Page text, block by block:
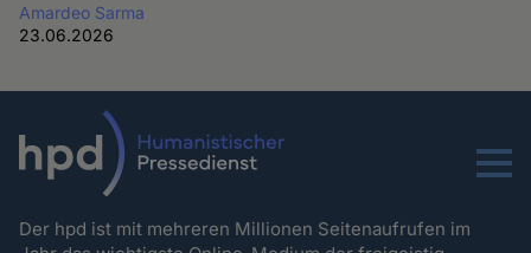
Amardeo Sarma
23.06.2026
Menu
Der hpd ist mit mehreren Millionen Seitenaufrufen im